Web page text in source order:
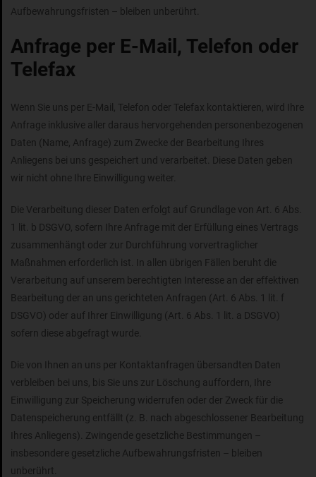
Aufbewahrungsfristen – bleiben unberührt.
Anfrage per E-Mail, Telefon oder
Telefax
Wenn Sie uns per E-Mail, Telefon oder Telefax kontaktieren, wird Ihre
Anfrage inklusive aller daraus hervorgehenden personenbezogenen
Daten (Name, Anfrage) zum Zwecke der Bearbeitung Ihres
Anliegens bei uns gespeichert und verarbeitet. Diese Daten geben
wir nicht ohne Ihre Einwilligung weiter.
Die Verarbeitung dieser Daten erfolgt auf Grundlage von Art. 6 Abs.
1 lit. b DSGVO, sofern Ihre Anfrage mit der Erfüllung eines Vertrags
zusammenhängt oder zur Durchführung vorvertraglicher
Maßnahmen erforderlich ist. In allen übrigen Fällen beruht die
Verarbeitung auf unserem berechtigten Interesse an der effektiven
Bearbeitung der an uns gerichteten Anfragen (Art. 6 Abs. 1 lit. f
DSGVO) oder auf Ihrer Einwilligung (Art. 6 Abs. 1 lit. a DSGVO)
sofern diese abgefragt wurde.
Die von Ihnen an uns per Kontaktanfragen übersandten Daten
verbleiben bei uns, bis Sie uns zur Löschung auffordern, Ihre
Einwilligung zur Speicherung widerrufen oder der Zweck für die
Datenspeicherung entfällt (z. B. nach abgeschlossener Bearbeitung
Ihres Anliegens). Zwingende gesetzliche Bestimmungen –
insbesondere gesetzliche Aufbewahrungsfristen – bleiben
unberührt.